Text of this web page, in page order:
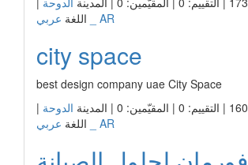
اللغة عربي _ AR
city space
best design company uae City Space
الدوحة |
اللغة عربي _ AR